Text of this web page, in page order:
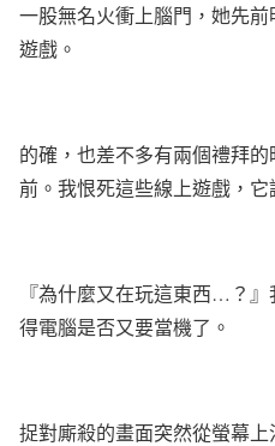
一股無名火衝上腦門，她先
遊戲。
的確，也差不多有兩個禮拜
前。我恨死這些線上遊戲，
『為什麼又在玩這東西… ？
得電腦是否又要當機了。
捉對廝殺的畫面突然從螢幕